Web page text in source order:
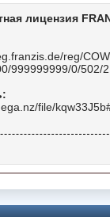
лицензия
reg/
999999999/0/502/
file/